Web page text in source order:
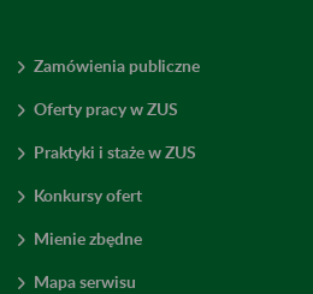
Zamówienia publiczne
Oferty pracy w ZUS
Praktyki i staże w ZUS
Konkursy ofert
Mienie zbędne
Mapa serwisu